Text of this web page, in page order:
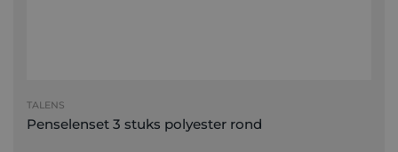
TALENS
Penselenset 3 stuks polyester rond